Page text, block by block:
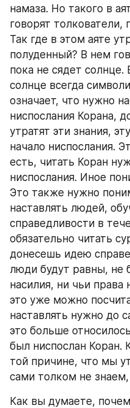
намаза. Но такого в
говорят
Так где в этом аяте
полуденный? В нем
пока не сядет
солнце всегда
означает, что нужно
ниспослания Корана,
утратят эти знания,
начало ниспослания.
есть, читать Коран
ниспослания. Иное
Это также нужно
наставлять людей,
справедливости в
обязательно читать
донесешь идею
люди будут равны, не
насилия, ни чьи
это уже можно
наставлять нужно до
это больше
был ниспослан Коран.
той причине, что мы
сами толком не
Как вы думаете,